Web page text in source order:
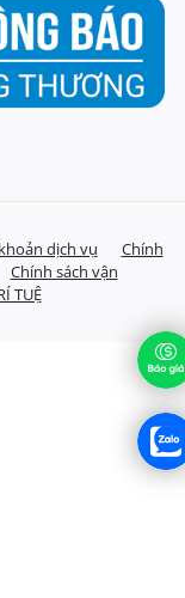
dịch vụ
Chính
Chính sách vận
TUỆ